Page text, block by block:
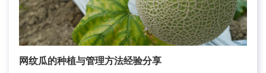
网纹瓜的种植与管理方法经验分享